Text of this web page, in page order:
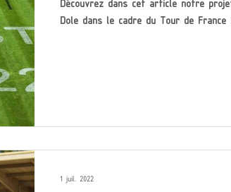
Découvrez dans cet article notre
Dole dans le cadre du Tour de France
1 juil. 2022